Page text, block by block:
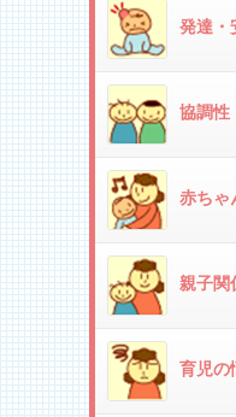
発達・
協調性
赤ちゃ
親子関
育児の